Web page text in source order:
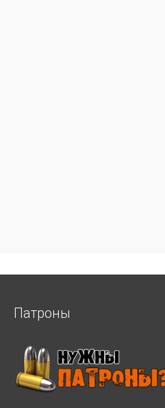
Патроны